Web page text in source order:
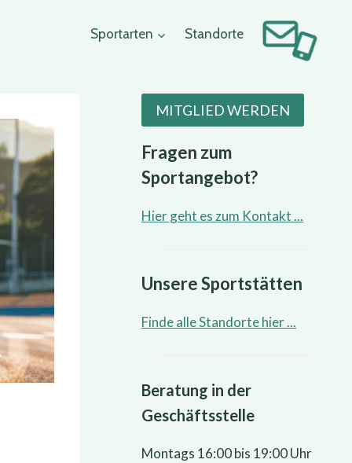
Sportarten Standorte
MITGLIED WERDEN
Fragen zum
Sportangebot?
Hier geht es zum Kontakt ...
Unsere Sportstätten
Finde alle Standorte hier ...
Beratung in der
Geschäftsstelle
Montags 16:00 bis 19:00 Uhr